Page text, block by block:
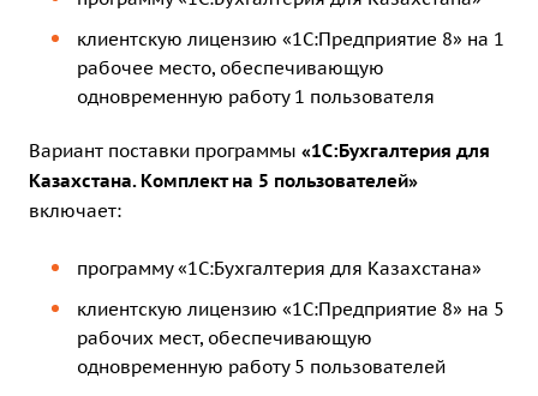
клиентскую лицензию «1С:Предприятие 8» на 1
рабочее место, обеспечивающую
одновременную работу 1 пользователя
Вариант поставки программы «1C:Бухгалтерия для
Казахстана. Комплект на 5 пользователей»
включает:
программу «1C:Бухгалтерия для Казахстана»
клиентскую лицензию «1С:Предприятие 8» на 5
рабочих мест, обеспечивающую
одновременную работу 5 пользователей